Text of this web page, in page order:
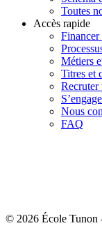
Toutes
Accès rapide
Financer
Métiers
Titres et
Recruter
Nous
FAQ
© 2026 École Tunon